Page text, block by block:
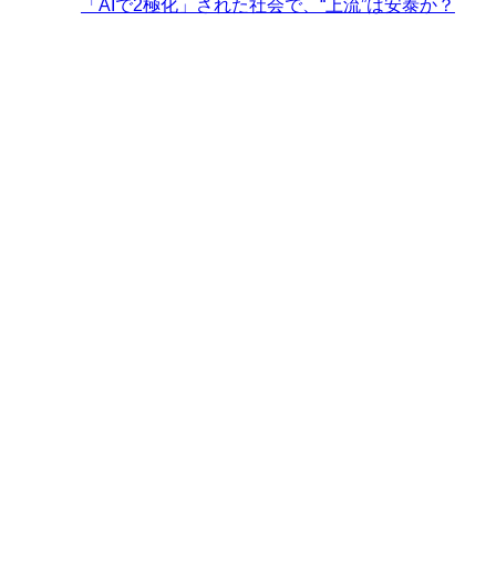
「AIで2極化」された社会で、“上流”は安泰か？